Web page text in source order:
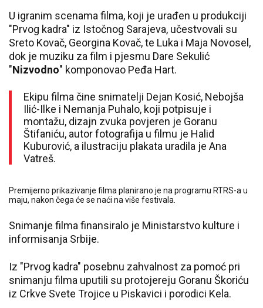
U igranim scenama filma, koji je urađen u produkciji
"Prvog kadra" iz Istočnog Sarajeva, učestvovali su
Sreto Kovač, Georgina Kovač, te Luka i Maja Novosel,
dok je muziku za film i pjesmu Dare Sekulić
"Nizvodno" komponovao Peđa Hart.
Ekipu filma čine snimatelji Dejan Kosić, Nebojša
Ilić-Ilke i Nemanja Puhalo, koji potpisuje i
montažu, dizajn zvuka povjeren je Goranu
Štifaniću, autor fotografija u filmu je Halid
Kuburović, a ilustraciju plakata uradila je Ana
Vatreš.
Premijerno prikazivanje filma planirano je na programu RTRS-a u
maju, nakon čega će se naći na više festivala.
Snimanje filma finansiralo je Ministarstvo kulture i
informisanja Srbije.
Iz "Prvog kadra" posebnu zahvalnost za pomoć pri
snimanju filma uputili su protojereju Goranu Škoriću
iz Crkve Svete Trojice u Piskavici i porodici Kela.